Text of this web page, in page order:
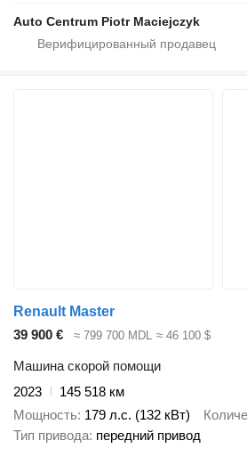
Auto Centrum Piotr Maciejczyk
Renault Master
39 900 €
≈ 799 700 MDL ≈ 46 100 $
Машина скорой помощи
2023
145 518 км
Мощность 179 л.с. (132 кВт)
Тип привода передний привод